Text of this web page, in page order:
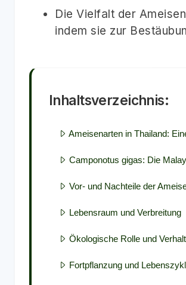
Die Vielfalt der
indem sie zur
Inhaltsverzeichnis:
Ameisenarten in Thailand:
Camponotus gigas: Die
Vor- und Nachteile der
Lebensraum und Verbreitung
Ökologische Rolle und
Fortpflanzung und